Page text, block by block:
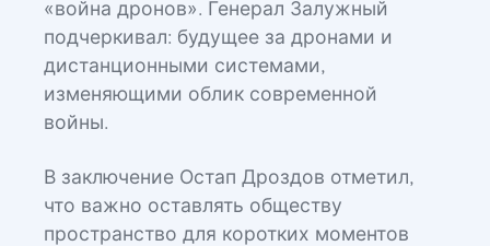
«война дронов». Генерал Залужный
подчеркивал: будущее за дронами и
дистанционными системами,
изменяющими облик современной
войны.
В заключение Остап Дроздов отметил,
что важно оставлять обществу
пространство для коротких моментов